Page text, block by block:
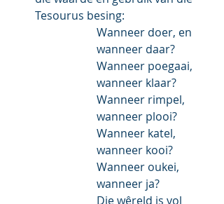
Tesourus besing:
Wanneer doer, en
wanneer daar?
Wanneer poegaai,
wanneer klaar?
Wanneer rimpel,
wanneer plooi?
Wanneer katel,
wanneer kooi?
Wanneer oukei,
wanneer ja?
Die wêreld is vol